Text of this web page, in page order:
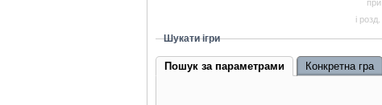
і
Шукати ігри
Пошук за параметрами Конкретна гра